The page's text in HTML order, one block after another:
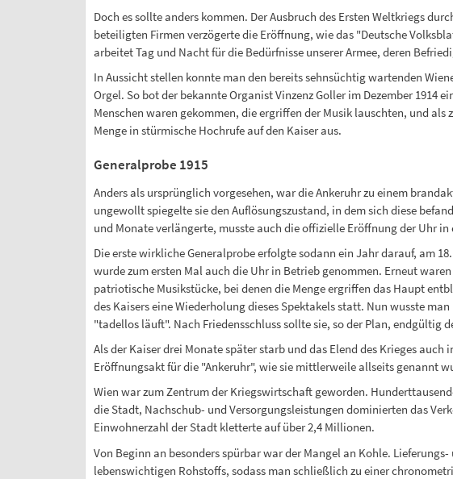
Doch es sollte anders kommen. Der Ausbruch des Ersten Weltkriegs
beteiligten Firmen verzögerte die Eröffnung, wie das "Deutsche
arbeitet Tag und Nacht für die Bedürfnisse unserer Armee, deren
In Aussicht stellen konnte man den bereits sehnsüchtig wartenden
Orgel. So bot der bekannte Organist Vinzenz Goller im Dezember 1914
Menschen waren gekommen, die ergriffen der Musik lauschten, und
Menge in stürmische Hochrufe auf den Kaiser aus.
Generalprobe 1915
Anders als ursprünglich vorgesehen, war die Ankeruhr zu einem
ungewollt spiegelte sie den Auflösungszustand, in dem sich diese
und Monate verlängerte, musste auch die offizielle Eröffnung der Uhr
Die erste wirkliche Generalprobe erfolgte sodann ein Jahr darauf, am
wurde zum ersten Mal auch die Uhr in Betrieb genommen. Erneut
patriotische Musikstücke, bei denen die Menge ergriffen das Haupt
des Kaisers eine Wiederholung dieses Spektakels statt. Nun wusste
"tadellos läuft". Nach Friedensschluss sollte sie, so der Plan, endgültig
Als der Kaiser drei Monate später starb und das Elend des Krieges
Eröffnungsakt für die "Ankeruhr", wie sie mittlerweile allseits genannt
Wien war zum Zentrum der Kriegswirtschaft geworden.
die Stadt, Nachschub- und Versorgungsleistungen dominierten das
Einwohnerzahl der Stadt kletterte auf über 2,4 Millionen.
Von Beginn an besonders spürbar war der Mangel an Kohle.
lebenswichtigen Rohstoffs, sodass man schließlich zu einer